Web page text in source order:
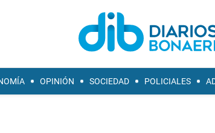
OPINIÓN SOCIEDAD POLICIALES